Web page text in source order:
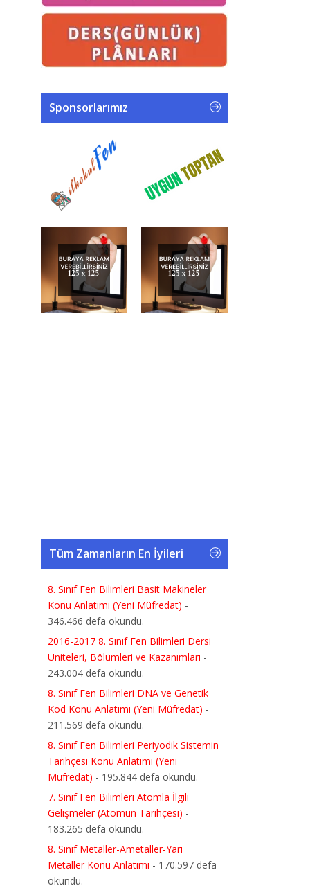
Sponsorlarımız
Tüm Zamanların En İyileri
8. Sınıf Fen Bilimleri Basit Makineler
Konu Anlatımı (Yeni Müfredat) -
346.466 defa okundu.
2016-2017 8. Sınıf Fen Bilimleri Dersi
Üniteleri, Bölümleri ve Kazanımları -
243.004 defa okundu.
8. Sınıf Fen Bilimleri DNA ve Genetik
Kod Konu Anlatımı (Yeni Müfredat) -
211.569 defa okundu.
8. Sınıf Fen Bilimleri Periyodik Sistemin
Tarihçesi Konu Anlatımı (Yeni
Müfredat) - 195.844 defa okundu.
7. Sınıf Fen Bilimleri Atomla İlgili
Gelişmeler (Atomun Tarihçesi) -
183.265 defa okundu.
8. Sınıf Metaller-Ametaller-Yarı
Metaller Konu Anlatımı - 170.597 defa
okundu.